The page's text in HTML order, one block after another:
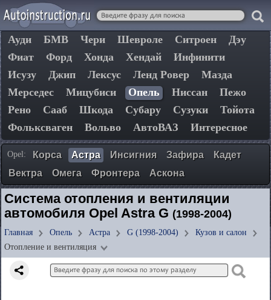
Ауди БМВ Чери Шевроле Ситроен
Дэу
Фиат
Форд Хонда Хендай
Инфинити
Исузу
Джип Лексус Ленд Ровер
Мазда
Мерседес
Мицубиси Опель Ниссан
Пежо
Рено
Сааб Шкода Субару Сузуки
Тойота
Фольксваген
Вольво АвтоВАЗ Интересное
Opel: Корса Астра Инсигния Зафира
Кадет
Вектра
Омега Фронтера Аскона
Система отопления и вентиляции
автомобиля Opel Astra G (1998-2004)
Главная Опель Астра G (1998-2004)
Кузов и салон
Отопление и вентиляция